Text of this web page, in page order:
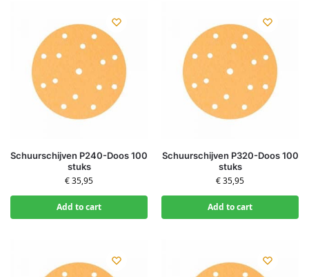
Schuurschijven P240-Doos 100
stuks
€35,95
Add to cart
Schuurschijven P320-Doos 100
stuks
€35,95
Add to cart